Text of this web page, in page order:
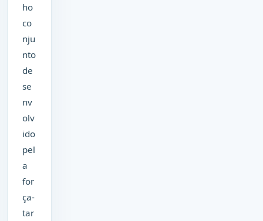
ho
co
nju
nto
de
se
nv
olv
ido
pel
a
for
ça-
tar